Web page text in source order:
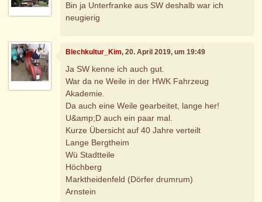
Bin ja Unterfranke aus SW deshalb war ich
neugierig
Blechkultur_Kim, 20. April 2019, um 19:49
Ja SW kenne ich auch gut.
War da ne Weile in der HWK Fahrzeug
Akademie.
Da auch eine Weile gearbeitet, lange her!
U&amp;D auch ein paar mal.
Kurze Übersicht auf 40 Jahre verteilt
Lange Bergtheim
Wü Stadtteile
Höchberg
Marktheidenfeld (Dörfer drumrum)
Arnstein